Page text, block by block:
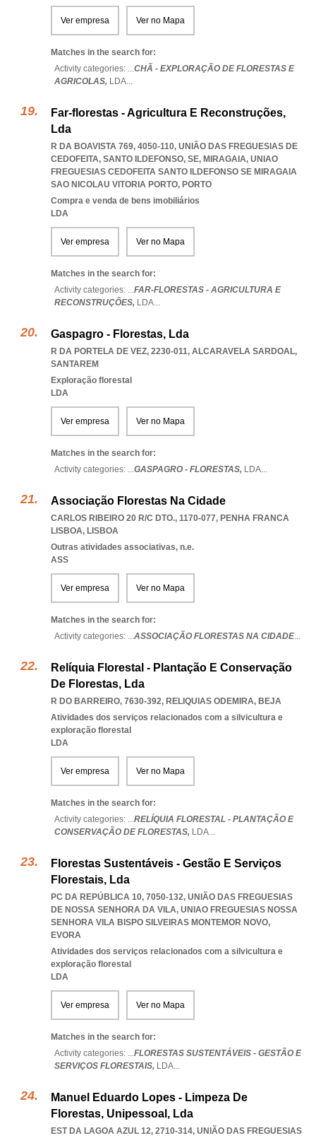
Ver empresa Ver no Mapa
Matches in the search for:
Activity categories: ...CHÃ - EXPLORAÇÃO DE FLORESTAS E
AGRICOLAS, LDA...
Far-florestas - Agricultura E Reconstruções,
Lda
R DA BOAVISTA 769, 4050-110, UNIÃO DAS FREGUESIAS DE
CEDOFEITA, SANTO ILDEFONSO, SE, MIRAGAIA, UNIAO
FREGUESIAS CEDOFEITA SANTO ILDEFONSO SE MIRAGAIA
SAO NICOLAU VITORIA PORTO, PORTO
Compra e venda de bens imobiliários
LDA
Ver empresa Ver no Mapa
Matches in the search for:
Activity categories: ...FAR-FLORESTAS - AGRICULTURA E
RECONSTRUÇÕES, LDA...
Gaspagro - Florestas, Lda
R DA PORTELA DE VEZ, 2230-011, ALCARAVELA SARDOAL,
SANTAREM
Exploração florestal
LDA
Ver empresa Ver no Mapa
Matches in the search for:
Activity categories: ...GASPAGRO - FLORESTAS, LDA...
Associação Florestas Na Cidade
CARLOS RIBEIRO 20 R/C DTO., 1170-077, PENHA FRANCA
LISBOA, LISBOA
Outras atividades associativas, n.e.
ASS
Ver empresa Ver no Mapa
Matches in the search for:
Activity categories: ...ASSOCIAÇÃO FLORESTAS NA CIDADE...
Relíquia Florestal - Plantação E Conservação
De Florestas, Lda
R DO BARREIRO, 7630-392, RELIQUIAS ODEMIRA, BEJA
Atividades dos serviços relacionados com a silvicultura e
exploração florestal
LDA
Ver empresa Ver no Mapa
Matches in the search for:
Activity categories: ...RELÍQUIA FLORESTAL - PLANTAÇÃO E
CONSERVAÇÃO DE FLORESTAS, LDA...
Florestas Sustentáveis - Gestão E Serviços
Florestais, Lda
PC DA REPÚBLICA 10, 7050-132, UNIÃO DAS FREGUESIAS
DE NOSSA SENHORA DA VILA, UNIAO FREGUESIAS NOSSA
SENHORA VILA BISPO SILVEIRAS MONTEMOR NOVO,
EVORA
Atividades dos serviços relacionados com a silvicultura e
exploração florestal
LDA
Ver empresa Ver no Mapa
Matches in the search for:
Activity categories: ...FLORESTAS SUSTENTÁVEIS - GESTÃO E
SERVIÇOS FLORESTAIS, LDA...
Manuel Eduardo Lopes - Limpeza De
Florestas, Unipessoal, Lda
EST DA LAGOA AZUL 12, 2710-314, UNIÃO DAS FREGUESIAS